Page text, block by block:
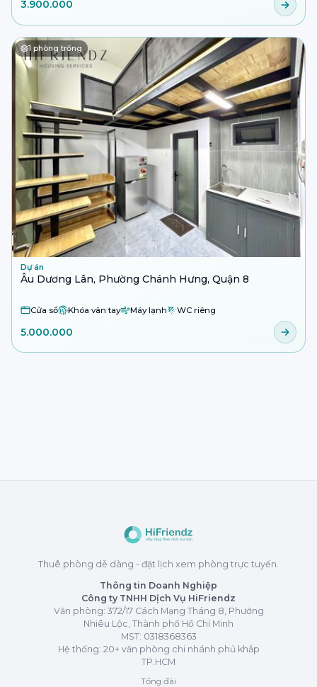
3.900.000
1 phòng trống
Dự án
Âu Dương Lân, Phường Chánh Hưng, Quận 8
Cửa sổ Khóa vân tay Máy lạnh WC riêng
5.000.000
Thuê phòng dễ dàng - đặt lịch xem phòng trực tuyến.
Thông tin Doanh Nghiệp
Công ty TNHH Dịch Vụ HiFriendz
Văn phòng: 372/17 Cách Mạng Tháng 8, Phường
Nhiêu Lộc, Thành phố Hồ Chí Minh
MST: 0318368363
Hệ thống: 20+ văn phòng chi nhánh phủ khắp
TP.HCM
Tổng đài